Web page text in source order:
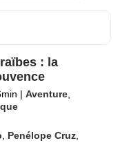
: la
| Aventure
Penélope Cruz